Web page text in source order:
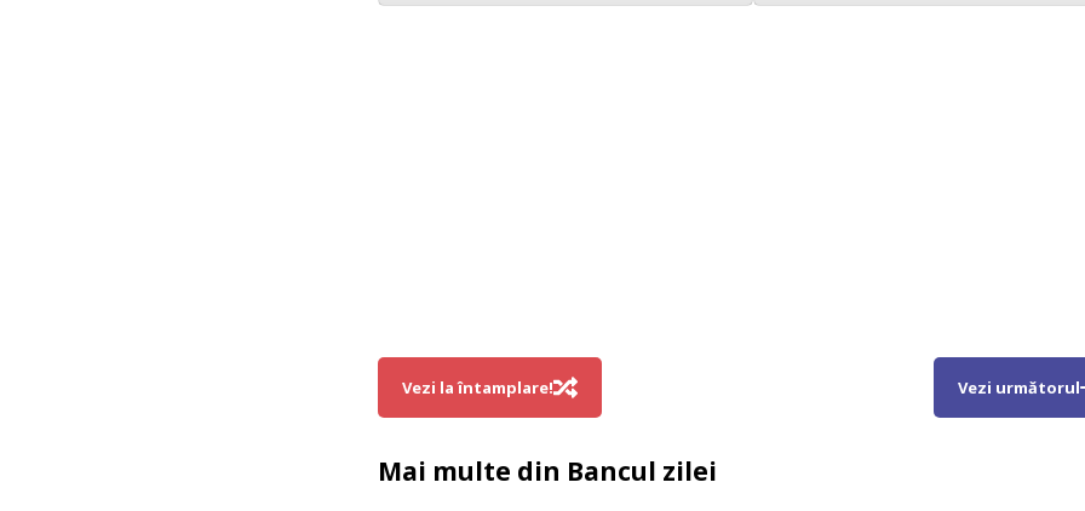
Vezi la întamplare! Vezi următorul
Mai multe din Bancul zilei